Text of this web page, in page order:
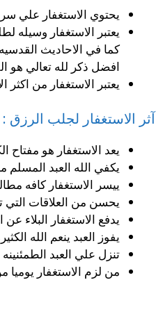
يحتوي الاستغفار علي سر
يعتبر الاستغفار وسيله
كما في الاحاديث
افضل ذكر لله تعالي هو
يعتبر الاستغفار من اكثر
آثر الاستغفار لجلب الرزق :
يعد الاستغفار هو مفتاح
يكفي الله العبد المسلم
ييسر الاستغفار كافه
يحسن من العلاقات التي
يدفع الاستغفار البلاء
يفوز العبد ينعم الله
تنزل علي العبد
من لزم الاستغفار يوميا